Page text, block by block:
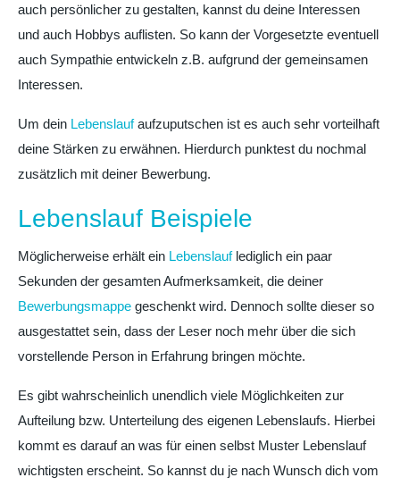
auch persönlicher zu gestalten, kannst du deine Interessen
und auch Hobbys auflisten. So kann der Vorgesetzte eventuell
auch Sympathie entwickeln z.B. aufgrund der gemeinsamen
Interessen.
Um dein Lebenslaufaufzuputschen ist es auch sehr vorteilhaft
deine Stärken zu erwähnen. Hierdurch punktest du nochmal
zusätzlich mit deiner Bewerbung.
Lebenslauf Beispiele
Möglicherweise erhält ein Lebenslauflediglich ein paar
Sekunden der gesamten Aufmerksamkeit, die deiner
Bewerbungsmappe geschenkt wird. Dennoch sollte dieser so
ausgestattet sein, dass der Leser noch mehr über die sich
vorstellende Person in Erfahrung bringen möchte.
Es gibt wahrscheinlich unendlich viele Möglichkeiten zur
Aufteilung bzw. Unterteilung des eigenen Lebenslaufs. Hierbei
kommt es darauf an was für einen selbst Muster Lebenslauf
wichtigsten erscheint. So kannst du je nach Wunsch dich vom